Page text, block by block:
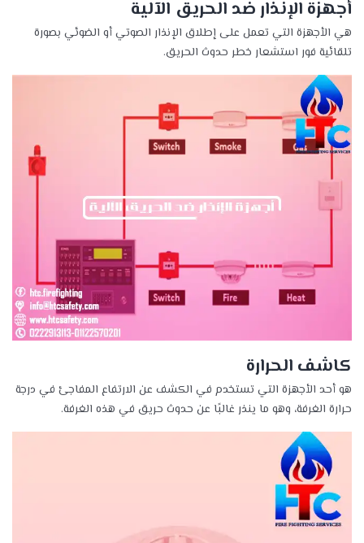
أجهزة الإنذار ضد الحريق الآلية
هي الأجهزة التي تعمل على إطلاق الإنذار الصوتي أو الضوئي بصورة
تلقائية فور استشعار خطر حدوث الحريق.
كاشف الحرارة
هو أحد الأجهزة التي تستخدم في الكشف عن الارتفاع المفاجئ في درجة
حرارة الغرفة، وهو ما ينذر غالبًا عن حدوث حريق في هذه الغرفة.